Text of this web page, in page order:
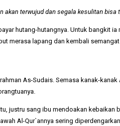
akan terwujud dan segala kesulitan bisa
hutang-hutangnya. Untuk bangkit
merasa lapang dan kembali
As-Sudais. Semasa kanak-
sang ibu mendoakan kebaikan
Al-Qur`annya sering